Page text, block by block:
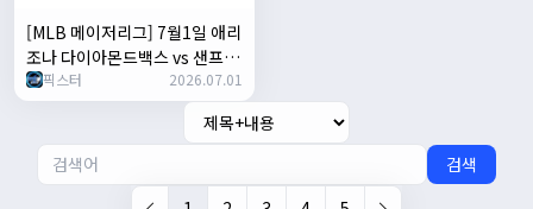
[MLB 메이저리그] 7월1일 애리
조나 다이아몬드백스 vs 샌프란
시스코 자이언츠 | 스포츠 분석
무료 중계 토친놈
픽스터 2026.07.01
검색